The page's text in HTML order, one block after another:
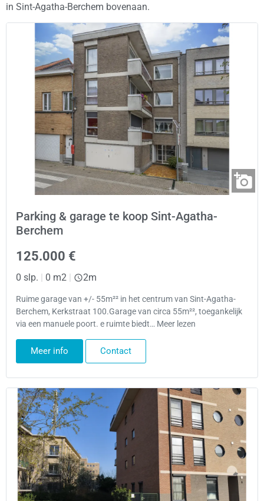
in Sint-Agatha-Berchem bovenaan.
Parking & garage te koop Sint-Agatha-
Berchem
125.000 €
0 slp. | 0 m2 | 2m
Ruime garage van +/- 55m²² in het centrum van Sint-Agatha-
Berchem, Kerkstraat 100.Garage van circa 55m²², toegankelijk
via een manuele poort. e ruimte biedt… Meer lezen
Meer info Contact